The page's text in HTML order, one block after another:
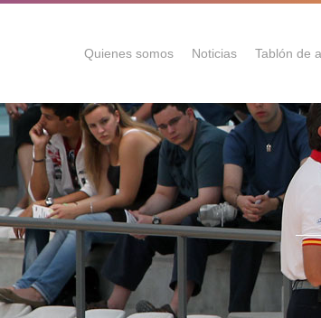
Quienes somos Noticias Tablón de